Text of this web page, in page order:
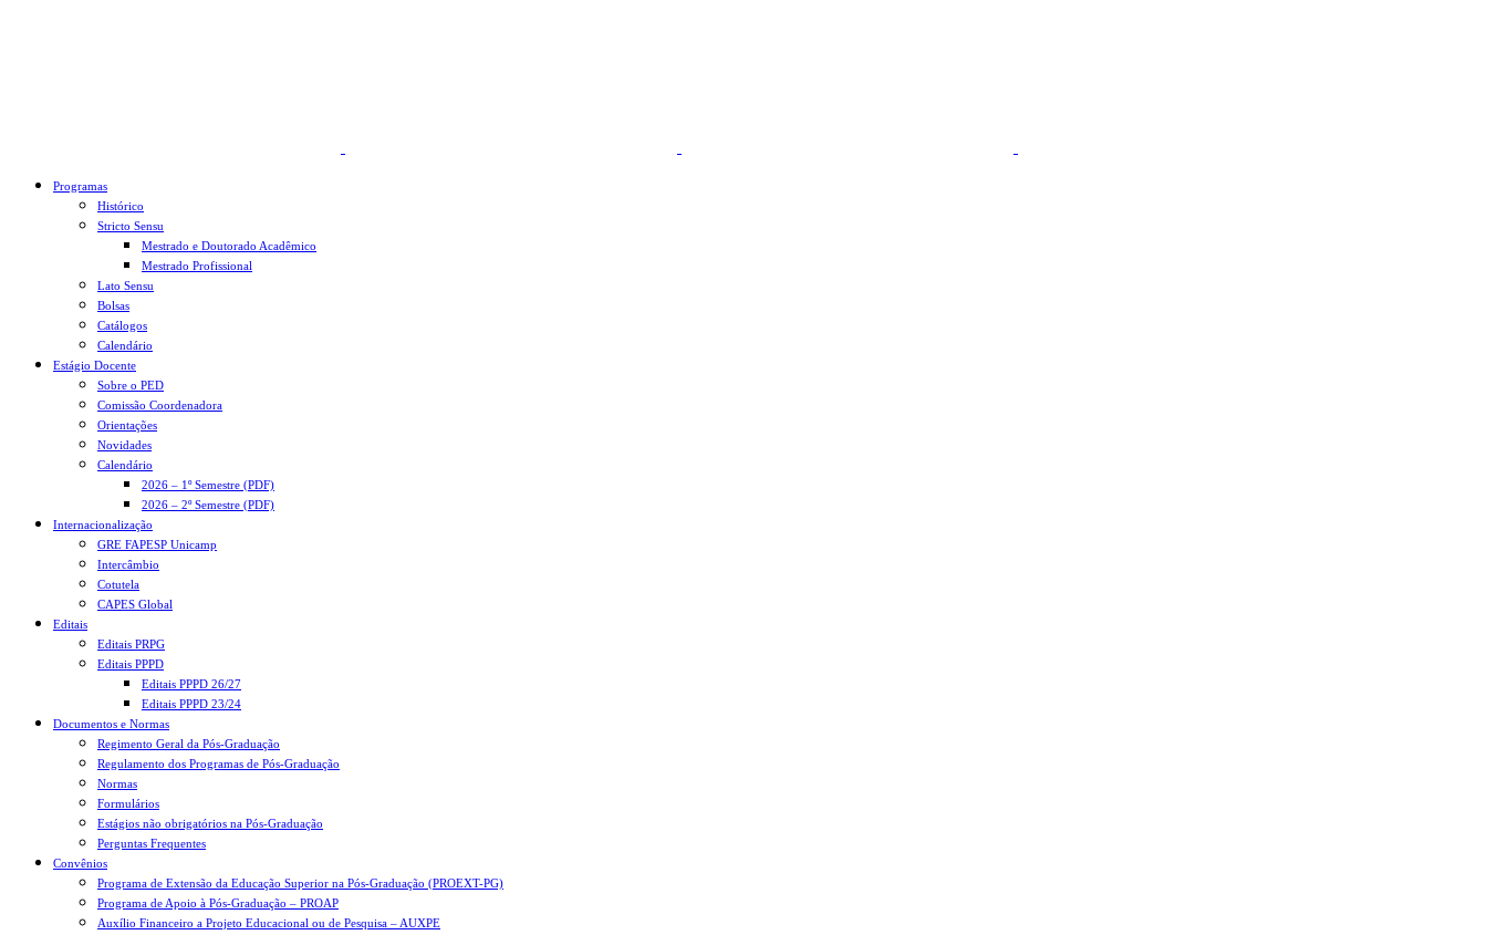
Programas
Histórico
Stricto Sensu
Mestrado e Doutorado Acadêmico
Mestrado Profissional
Lato Sensu
Bolsas
Catálogos
Calendário
Estágio Docente
Sobre o PED
Comissão Coordenadora
Orientações
Novidades
Calendário
2026 – 1º Semestre (PDF)
2026 – 2º Semestre (PDF)
Internacionalização
GRE FAPESP Unicamp
Intercâmbio
Cotutela
CAPES Global
Editais
Editais PRPG
Editais PPPD
Editais PPPD 26/27
Editais PPPD 23/24
Documentos e Normas
Regimento Geral da Pós-Graduação
Regulamento dos Programas de Pós-Graduação
Normas
Formulários
Estágios não obrigatórios na Pós-Graduação
Perguntas Frequentes
Convênios
Programa de Extensão da Educação Superior na Pós-Graduação (PROEXT-PG)
Programa de Apoio à Pós-Graduação – PROAP
Auxílio Financeiro a Projeto Educacional ou de Pesquisa – AUXPE